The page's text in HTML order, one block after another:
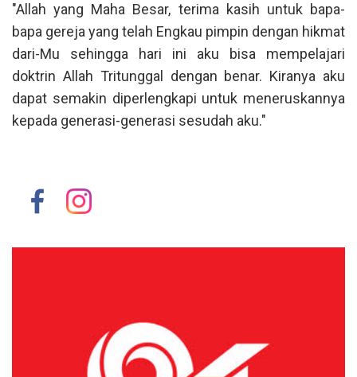
"Allah yang Maha Besar, terima kasih untuk bapa-
bapa gereja yang telah Engkau pimpin dengan hikmat
dari-Mu sehingga hari ini aku bisa mempelajari
doktrin Allah Tritunggal dengan benar. Kiranya aku
dapat semakin diperlengkapi untuk meneruskannya
kepada generasi-generasi sesudah aku."